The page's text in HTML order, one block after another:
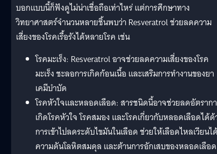
บอกแบบนี้ก็ฟังดูไม่น่าเชื่อถือเท่าไหร่ แต่การศึกษาทาง
วิทยาศาสตร์จำนวนหลายชิ้นพบว่า Resveratrol ช่วยลดความ
เสี่ยงของโรคเรื้อรังได้หลายโรค เช่น
โรคมะเร็ง: Resveratrol อาจช่วยลดความเสี่ยงของโรค
มะเร็ง ชะลอการเกิดก้อนเนื้อ และเสริมการทำงานของยา
เคมีบำบัด
โรคหัวใจและหลอดเลือด: สารชนิดนี้อาจช่วยลดอัตราก
เกิดโรคหัวใจ โรคสมอง และโรคเกี่ยวกับหลอดเลือดได้
การเข้าไปลดระดับไขมันในเลือด ช่วยให้เลือดไหลเวียน
ความดันโลหิตสมดุล และต้านการอักเสบของหลอดเลือด